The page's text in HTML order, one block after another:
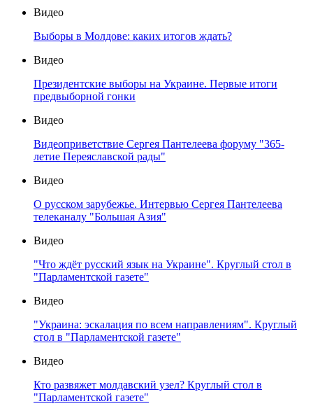
Видео
Выборы в Молдове: каких итогов ждать?
Видео
Президентские выборы на Украине. Первые итоги
предвыборной гонки
Видео
Видеоприветствие Сергея Пантелеева форуму "365-
летие Переяславской рады"
Видео
О русском зарубежье. Интервью Сергея Пантелеева
телеканалу "Большая Азия"
Видео
"Что ждёт русский язык на Украине". Круглый стол в
"Парламентской газете"
Видео
"Украина: эскалация по всем направлениям". Круглый
стол в "Парламентской газете"
Видео
Кто развяжет молдавский узел? Круглый стол в
"Парламентской газете"